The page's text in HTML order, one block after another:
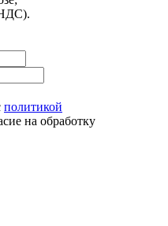
политикой
на обработку